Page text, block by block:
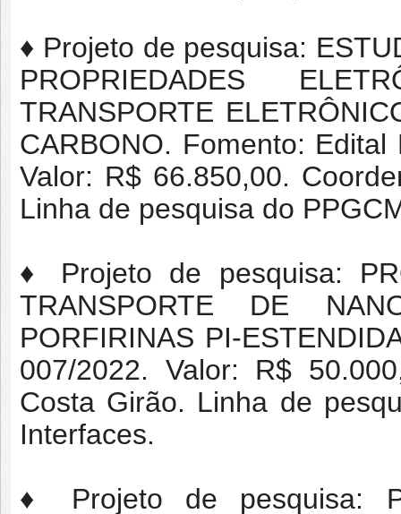
♦ Projeto de pesquisa:
PROPRIEDADES
TRANSPORTE
CARBONO. Fomento:
Valor: R$ 66.850,00.
Linha de pesquisa do
♦ Projeto de pesquisa:
TRANSPORTE DE
PORFIRINAS PI-
007/2022. Valor: R$
Costa Girão. Linha de
Interfaces.
♦ Projeto de pesquisa: